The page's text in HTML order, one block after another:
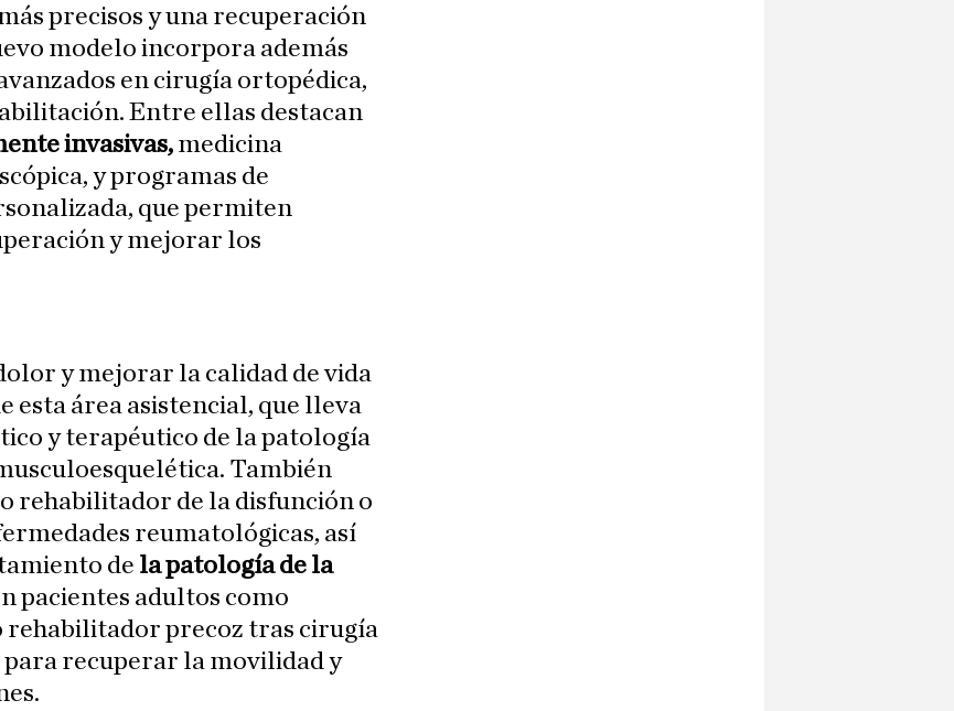
precisos y una recuperación
modelo incorpora además
en cirugía ortopédica,
Entre ellas destacan
invasivas, medicina
y programas de
que permiten
y mejorar los
y mejorar la calidad de vida
esta área asistencial, que lleva
y terapéutico de la patología
También
rehabilitador de la disfunción o
reumatológicas, así
de la patología de la
pacientes adultos como
precoz tras cirugía
recuperar la movilidad y